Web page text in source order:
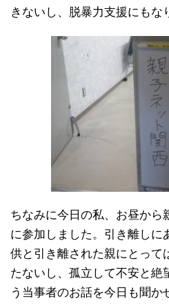
きないし、脱暴力支援にもな
ちなみに今日の私、お昼から
に参加しました。引き離しに
供と引き離された親にとって
たないし、孤立して不安と絶
う当事者のお話を今日も聞か